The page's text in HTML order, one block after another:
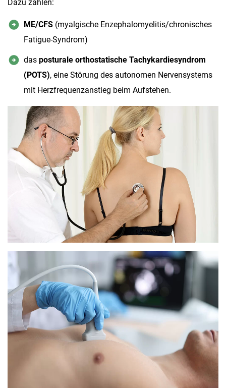
Dazu zählen:
ME/CFS (myalgische Enzephalomyelitis/chronisches
Fatigue-Syndrom)
das posturale orthostatische Tachykardiesyndrom
(POTS), eine Störung des autonomen Nervensystems
mit Herzfrequenzanstieg beim Aufstehen.